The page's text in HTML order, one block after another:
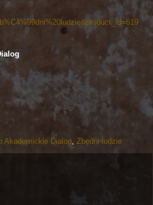
Akademickie Dialog, Zbędni ludzie